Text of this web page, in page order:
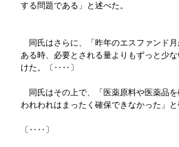
する問題である」と述べた。
同氏はさらに、「昨年のエスファンド
ある時、必要とされる量よりもずっと少
けた。〔‥‥〕
同氏はその上で、「医薬原料や医薬品を
われわれはまったく確保できなかった」と
〔‥‥〕